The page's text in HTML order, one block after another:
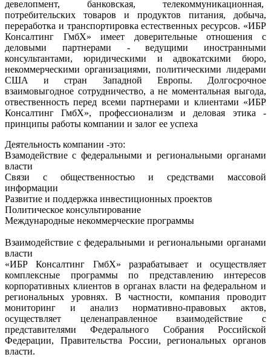
девелопмент, банковская, телекоммуникационная,
потребительских товаров и продуктов питания, добыча,
переработка и транспортировка естественных ресурсов. «ИБР
Консалтинг ГмбХ» имеет доверительные отношения с
деловыми партнерами - ведущими иностранными
консультантами, юридическими и адвокатскими бюро,
некоммерческими организациями, политическими лидерами
США и стран Западной Европы. Долгосрочное
взаимовыгодное сотрудничество, а не моментальная выгода,
отвественность перед всеми партнерами и клиентами «ИБР
Консалтинг ГмбХ», профессионализм и деловая этика -
принципы работы компании и залог ее успеха
Деятельность компании -это:
Взамодействие с федеральными и региональными органами
власти
Связи с общественностью и средствами массовой
информации
Развитие и поддержка инвестиционных проектов
Политическое консультирование
Международные некоммерческие программы
Взаимодействие с федеральными и региональными органами
власти
«ИБР Консалтинг ГмбХ» разрабатывает и осуществляет
комплексные программы по представлению интересов
корпоративных клиентов в органах власти на федеральном и
региональных уровнях. В частности, компания проводит
мониторинг и анализ нормативно-правовых актов,
осуществляет целенаправленное взаимодействие с
представителями Федерального Собрания Российской
Федерации, Правительства России, региональных органов
власти.